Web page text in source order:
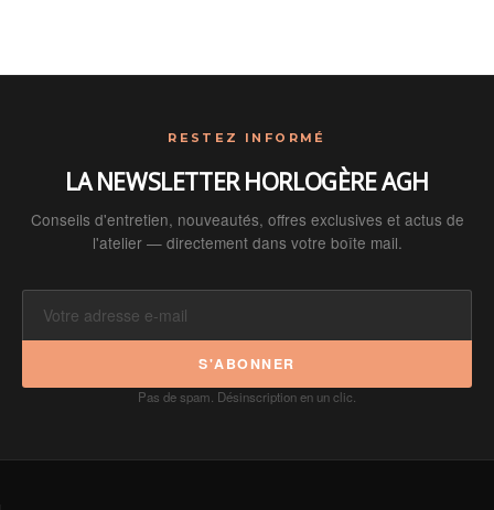
RESTEZ INFORMÉ
LA NEWSLETTER HORLOGÈRE AGH
Conseils d'entretien, nouveautés, offres exclusives et actus de
l'atelier — directement dans votre boîte mail.
S'ABONNER
Pas de spam. Désinscription en un clic.